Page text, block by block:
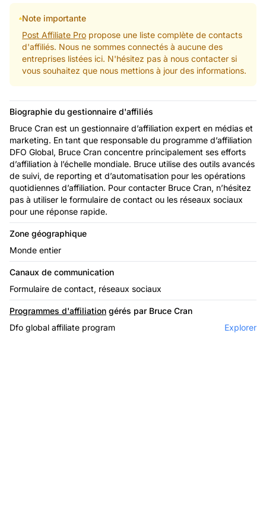
Note importante
Post Affiliate Pro propose une liste complète de contacts
d'affiliés. Nous ne sommes connectés à aucune des
entreprises listées ici. N'hésitez pas à nous contacter si
vous souhaitez que nous mettions à jour des informations.
Biographie du gestionnaire d'affiliés
Bruce Cran est un gestionnaire d’affiliation expert en médias et
marketing. En tant que responsable du programme d’affiliation
DFO Global, Bruce Cran concentre principalement ses efforts
d’affiliation à l’échelle mondiale. Bruce utilise des outils avancés
de suivi, de reporting et d’automatisation pour les opérations
quotidiennes d’affiliation. Pour contacter Bruce Cran, n’hésitez
pas à utiliser le formulaire de contact ou les réseaux sociaux
pour une réponse rapide.
Zone géographique
Monde entier
Canaux de communication
Formulaire de contact, réseaux sociaux
Programmes d'affiliation gérés par Bruce Cran
Dfo global affiliate program
Explorer